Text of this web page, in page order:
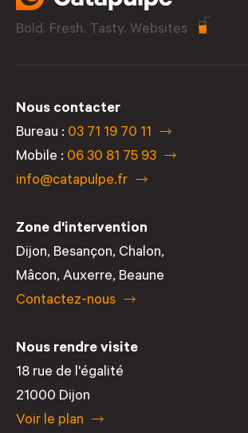
Bold. Fresh. Tasty. Websites
Nous contacter
Bureau : 03 71 19 70 11
Mobile : 06 30 81 75 93
info@catapulpe.fr
Zone d'intervention
Dijon, Besançon, Chalon,
Mâcon, Auxerre, Beaune
Contactez-nous
Nous rendre visite
18 rue de l'égalité
21000 Dijon
Voir le plan